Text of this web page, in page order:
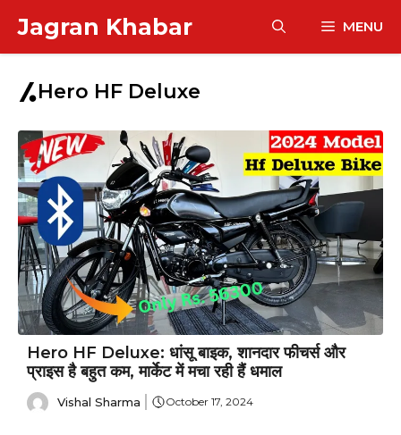
content
Jagran Khabar MENU
Hero HF Deluxe
Hero HF Deluxe: धांसू बाइक, शानदार फीचर्स और
प्राइस है बहुत कम, मार्केट में मचा रही हैं धमाल
Vishal Sharma October 17, 2024